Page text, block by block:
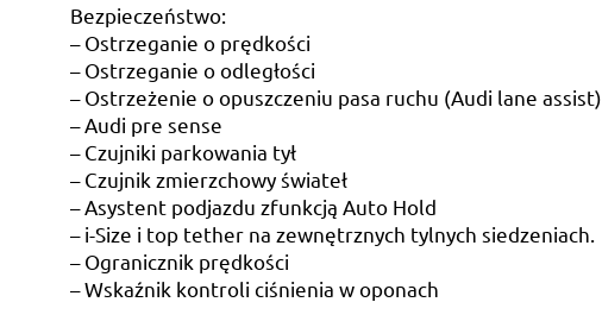
Bezpieczeństwo:
– Ostrzeganie o prędkości
– Ostrzeganie o odległości
– Ostrzeżenie o opuszczeniu pasa ruchu (Audi lane assist)
– Audi pre sense
– Czujniki parkowania tył
– Czujnik zmierzchowy świateł
– Asystent podjazdu zfunkcją Auto Hold
– i-Size i top tether na zewnętrznych tylnych siedzeniach.
– Ogranicznik prędkości
– Wskaźnik kontroli ciśnienia w oponach